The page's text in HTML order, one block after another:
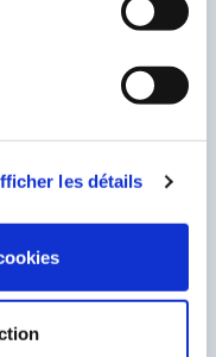
les détails